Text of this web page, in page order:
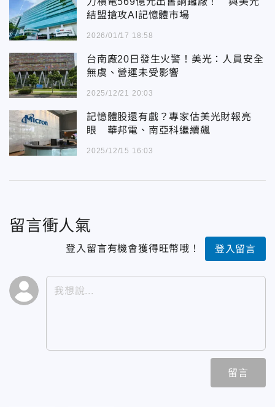
結盟搶攻AI記憶體市場
2026/01/17 18:58
台南廠20日發生火警！美光：人員安全
無虞、營運未受影響
2025/12/21 20:03
記憶體股還有戲？專家估美光財報亮
眼 華邦電、南亞科繼續飆
2025/12/15 16:03
留言衝人氣
登入留言有機會獲得旺幣哦！ 登入留言
留言